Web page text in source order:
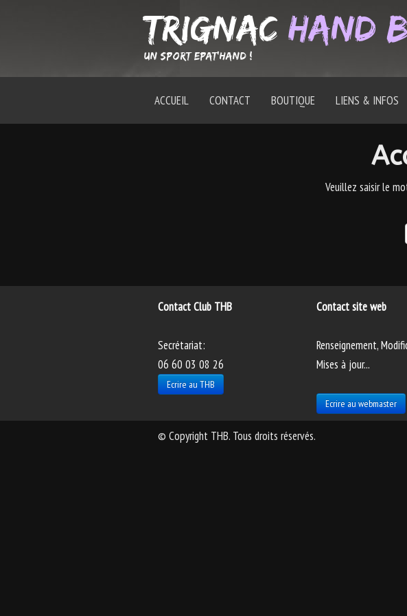
TRIGNAC Hand
un Sport Epat'hand !
ACCUEIL CONTACT BOUTIQUE LIENS & INFOS
Veuillez saisir le
Contact Club THB
Secrétariat:
06 60 03 08 26
Ecrire au THB
Contact site web
Renseignement,
Mises à jour...
Ecrire au webmaster
© Copyright THB. Tous droits réservés.